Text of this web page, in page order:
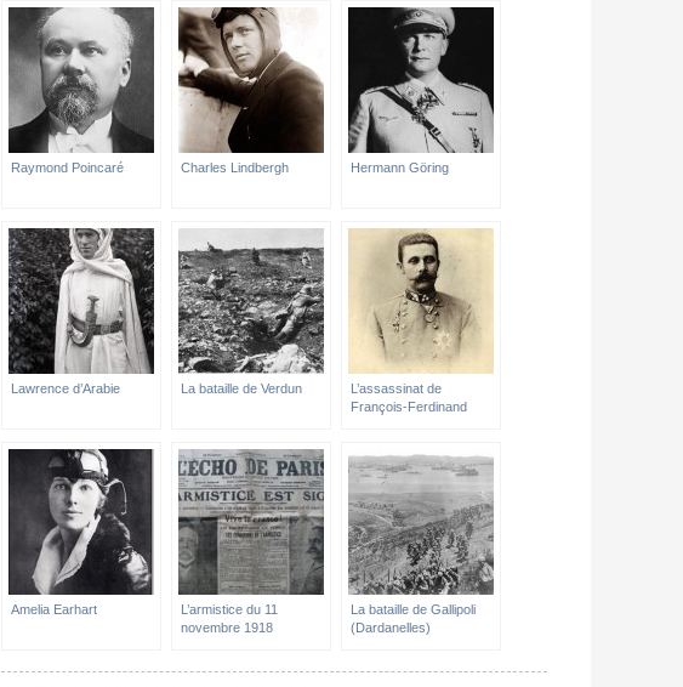
Raymond Poincaré Charles Lindbergh Hermann Göring
Lawrence d’Arabie La bataille de Verdun
L’assassinat de
François-Ferdinand
Amelia Earhart
L’armistice du 11
novembre 1918
La bataille de Gallipoli
(Dardanelles)